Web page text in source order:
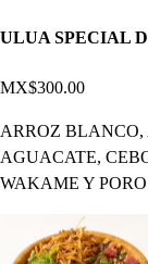
ULUA SPECIAL
MX$300.00
ARROZ BLANCO,
AGUACATE,
WAKAME Y